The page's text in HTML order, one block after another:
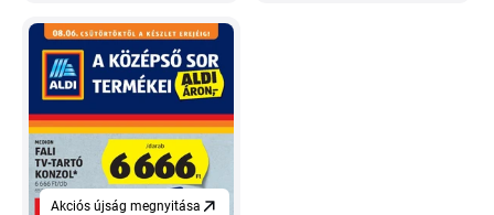
Akciós újság megnyitása